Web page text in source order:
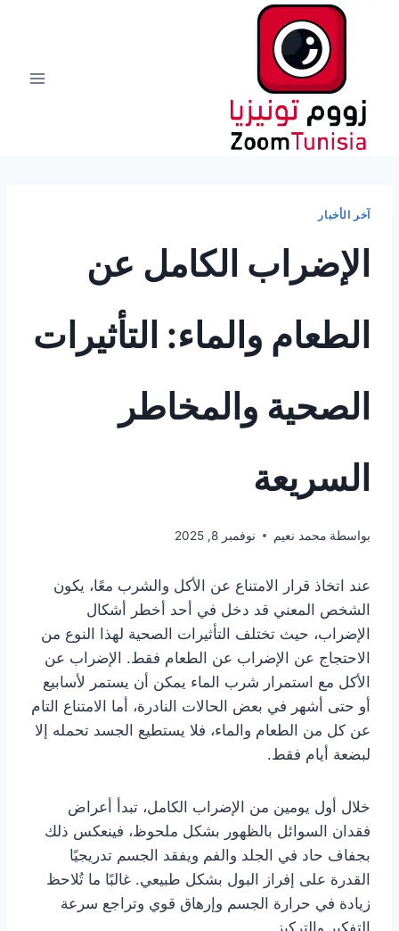
آخر الأخبار
الإضراب الكامل عن
الطعام والماء: التأثيرات
الصحية والمخاطر
السريعة
بواسطة محمد نعيم نوفمبر 8, 2025
عند اتخاذ قرار الامتناع عن الأكل والشرب معًا، يكون
الشخص المعني قد دخل في أحد أخطر أشكال
الإضراب، حيث تختلف التأثيرات الصحية لهذا النوع من
الاحتجاج عن الإضراب عن الطعام فقط. الإضراب عن
الأكل مع استمرار شرب الماء يمكن أن يستمر لأسابيع
أو حتى أشهر في بعض الحالات النادرة، أما الامتناع التام
عن كل من الطعام والماء، فلا يستطيع الجسد تحمله إلا
لبضعة أيام فقط.
خلال أول يومين من الإضراب الكامل، تبدأ أعراض
فقدان السوائل بالظهور بشكل ملحوظ، فينعكس ذلك
بجفاف حاد في الجلد والفم ويفقد الجسم تدريجيًا
القدرة على إفراز البول بشكل طبيعي. غالبًا ما تُلاحظ
زيادة في حرارة الجسم وإرهاق قوي وتراجع سرعة
التفكير والتركيز.